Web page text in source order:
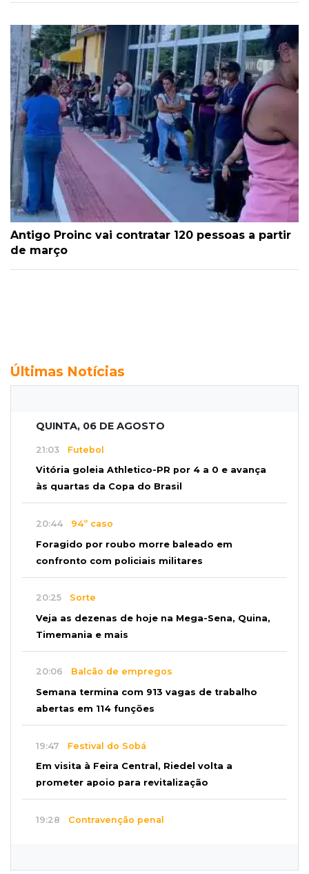
Antigo Proinc vai contratar 120 pessoas a partir
de março
Últimas Notícias
QUINTA, 06 DE AGOSTO
21:03 Futebol
Vitória goleia Athletico-PR por 4 a 0 e avança
às quartas da Copa do Brasil
20:44 94º caso
Foragido por roubo morre baleado em
confronto com policiais militares
20:25 Sorte
Veja as dezenas de hoje na Mega-Sena, Quina,
Timemania e mais
20:06 Balcão de empregos
Semana termina com 913 vagas de trabalho
abertas em 114 funções
19:47 Festival do Sobá
Em visita à Feira Central, Riedel volta a
prometer apoio para revitalização
19:28 Contravenção penal